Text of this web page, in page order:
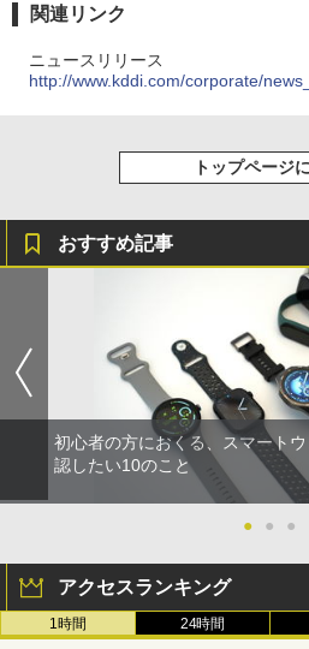
関連リンク
ニュースリリース
http://www.kddi.com/corporate/
トップページ
おすすめ記事
初心者の方におくる、スマート
認したい10のこと
● ● ●
アクセスランキング
1時間 24時間